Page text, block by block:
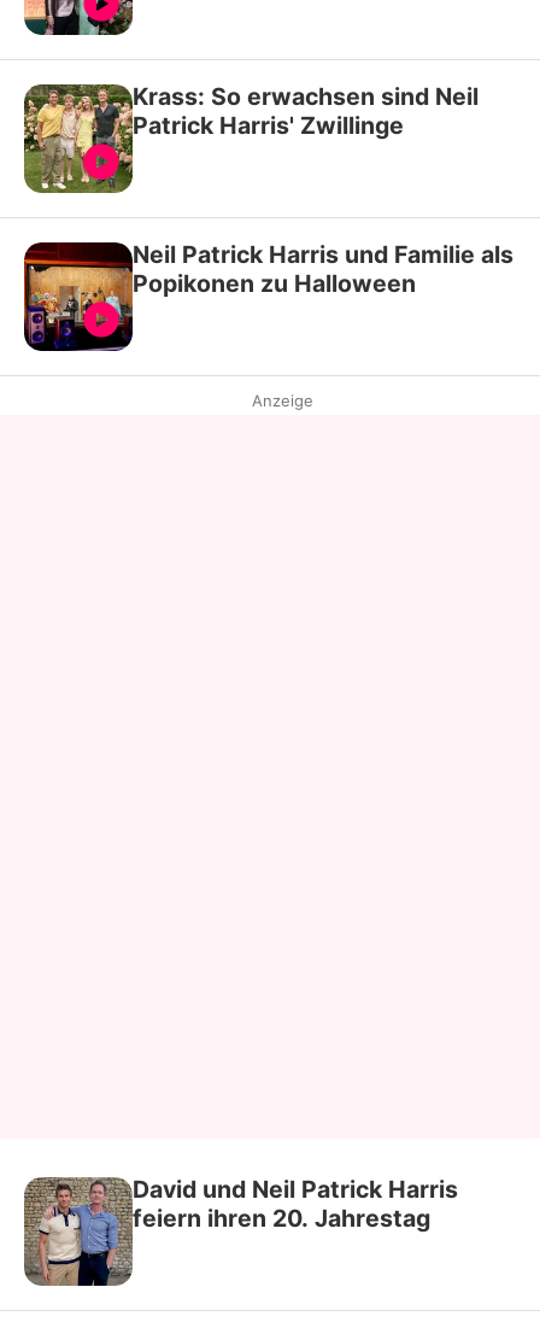
Krass: So erwachsen sind Neil
Patrick Harris' Zwillinge
Neil Patrick Harris und Familie als
Popikonen zu Halloween
Anzeige
David und Neil Patrick Harris
feiern ihren 20. Jahrestag